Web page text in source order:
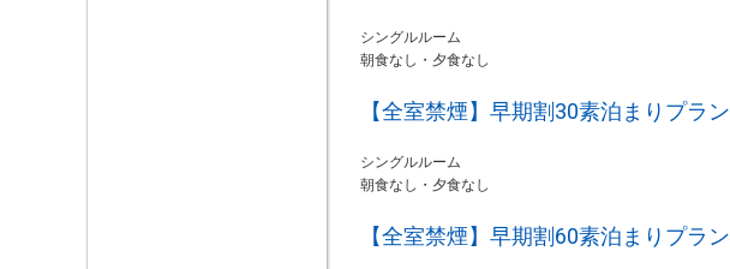
シングルルーム
朝食なし・夕食なし
【全室禁煙】早期割30素泊まりプラン
シングルルーム
朝食なし・夕食なし
【全室禁煙】早期割60素泊まりプラン